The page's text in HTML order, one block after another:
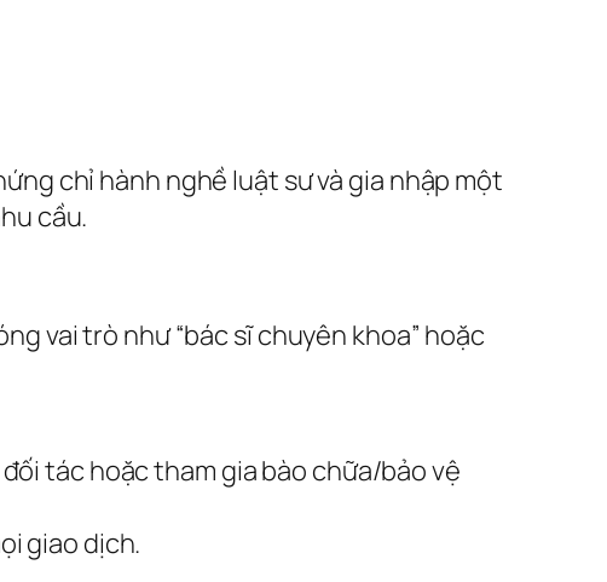
chỉ hành nghề luật sư và gia nhập một
cầu.
vai trò như “bác sĩ chuyên khoa” hoặc
tác hoặc tham gia bào chữa/bảo vệ
giao dịch.